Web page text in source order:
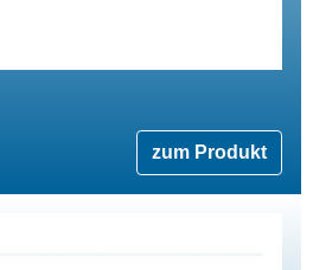
zum Produkt